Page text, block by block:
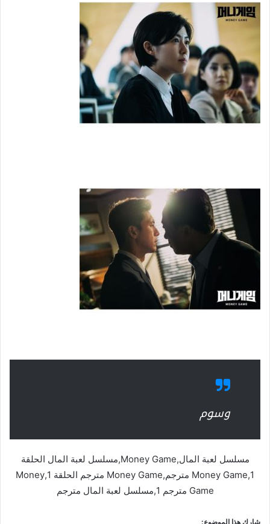
وسوم
مسلسل لعبة المال,Money Game,مسلسل لعبة المال الحلقة
1,Money Game مترجم,Money Game مترجم الحلقة 1,Money
Game مترجم 1,مسلسل لعبة المال مترجم
شارك هذا الموضوع: